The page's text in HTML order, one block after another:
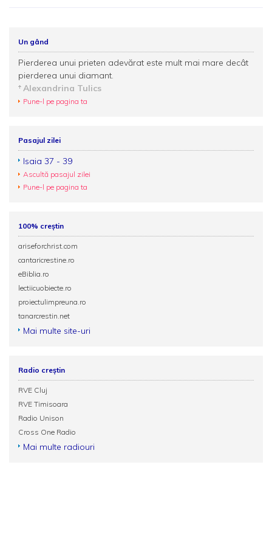
Un gând
Pierderea unui prieten adevărat este mult mai mare decât
pierderea unui diamant.
Alexandrina Tulics
Pune-l pe pagina ta
Pasajul zilei
Isaia 37 - 39
Ascultă pasajul zilei
Pune-l pe pagina ta
100% creștin
ariseforchrist.com
cantaricrestine.ro
eBiblia.ro
lectiicuobiecte.ro
proiectulimpreuna.ro
tanarcrestin.net
Mai multe site-uri
Radio creștin
RVE Cluj
RVE Timisoara
Radio Unison
Cross One Radio
Mai multe radiouri